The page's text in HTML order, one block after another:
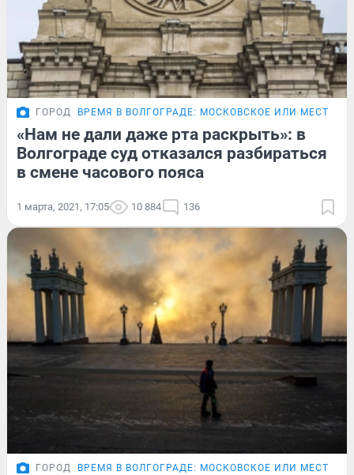
ГОРОД ВРЕМЯ В ВОЛГОГРАДЕ: МОСКОВСКОЕ ИЛИ
«Нам не дали даже рта раскрыть»: в
Волгограде суд отказался разбираться
в смене часового пояса
1 марта, 2021, 17:05 10 884 136
ГОРОД ВРЕМЯ В ВОЛГОГРАДЕ: МОСКОВСКОЕ ИЛИ